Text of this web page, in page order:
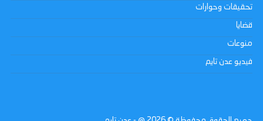
تحقيقات وحوارات
قضايا
منوعات
فيديو عدن تايم